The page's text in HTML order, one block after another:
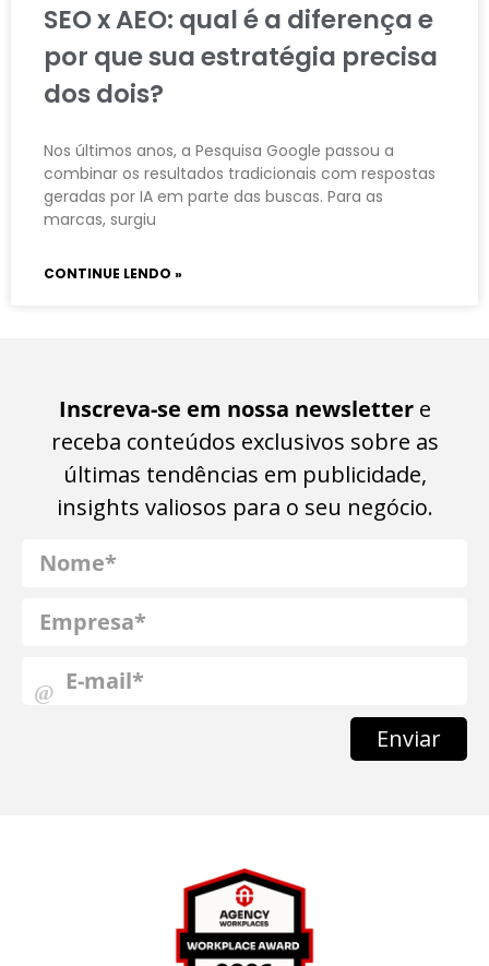
SEO x AEO: qual é a diferença e
por que sua estratégia precisa
dos dois?
Nos últimos anos, a Pesquisa Google passou a
combinar os resultados tradicionais com respostas
geradas por IA em parte das buscas. Para as
marcas, surgiu
CONTINUE LENDO »
Inscreva-se em nossa newslettere
receba conteúdos exclusivos sobre as
últimas tendências em publicidade,
insights valiosos para o seu negócio.
Enviar